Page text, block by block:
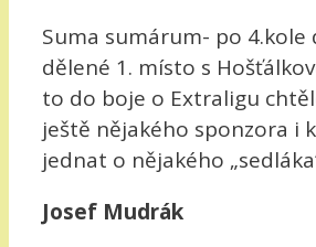
Suma sumárum- po 4.kole
dělené 1. místo s
to do boje o Extraligu
ještě nějakého sponzora i
jednat o nějakého
Josef Mudrák